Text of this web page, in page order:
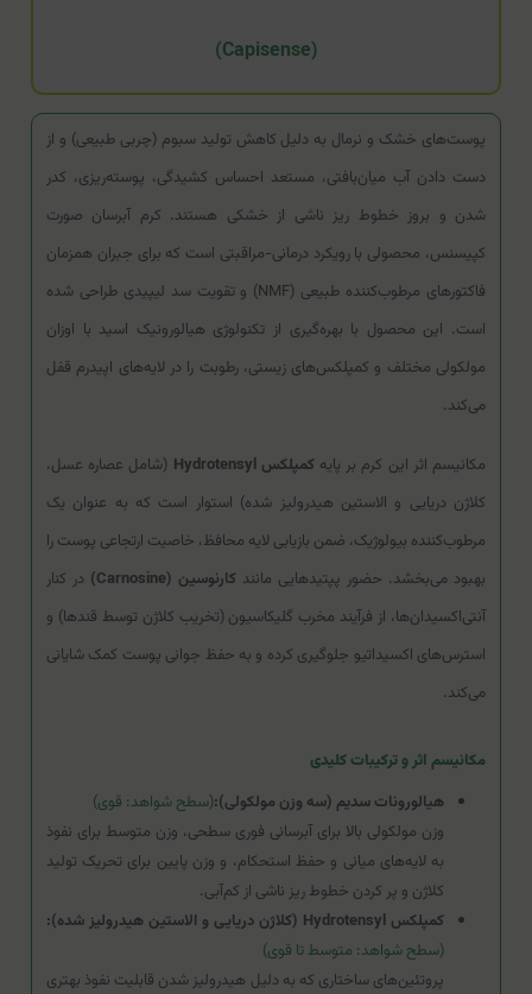
(Capisense)
پوست‌های خشک و نرمال به دلیل کاهش تولید سبوم (چربی طبیعی) و از
دست دادن آب میان‌بافتی، مستعد احساس کشیدگی، پوسته‌ریزی، کدر
شدن و بروز خطوط ریز ناشی از خشکی هستند. کرم آبرسان صورت
کپیسنس، محصولی با رویکرد درمانی-مراقبتی است که برای جبران همزمان
فاکتورهای مرطوب‌کننده طبیعی (NMF) و تقویت سد لیپیدی طراحی شده
است. این محصول با بهره‌گیری از تکنولوژی هیالورونیک اسید با اوزان
مولکولی مختلف و کمپلکس‌های زیستی، رطوبت را در لایه‌های اپیدرم قفل
می‌کند.
مکانیسم اثر این کرم بر پایه کمپلکس Hydrotensyl
(شامل عصاره عسل،
کلاژن دریایی و الاستین هیدرولیز شده) استوار است که به عنوان یک
مرطوب‌کننده بیولوژیک، ضمن بازیابی لایه محافظ، خاصیت ارتجاعی پوست را
بهبود می‌بخشد. حضور پپتیدهایی مانند کارنوسین (Carnosine)
در کنار
آنتی‌اکسیدان‌ها، از فرآیند مخرب گلیکاسیون (تخریب کلاژن توسط قندها) و
استرس‌های اکسیداتیو جلوگیری کرده و به حفظ جوانی پوست کمک شایانی
می‌کند.
مکانیسم اثر و ترکیبات کلیدی
هیالورونات سدیم (سه وزن مولکولی):(سطح شواهد: قوی)
وزن مولکولی بالا برای آبرسانی فوری سطحی، وزن متوسط برای نفوذ
به لایه‌های میانی و حفظ استحکام، و وزن پایین برای تحریک تولید
کلاژن و پر کردن خطوط ریز ناشی از کم‌آبی.
کمپلکس Hydrotensyl (کلاژن دریایی و الاستین هیدرولیز شده):
(سطح شواهد: متوسط تا قوی)
پروتئین‌های ساختاری که به دلیل هیدرولیز شدن قابلیت نفوذ بهتری